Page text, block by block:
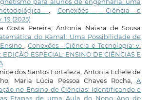
para alunos de engenharia: uma
,Conexões - Ciência e
19 (2025)
Costa Pereira, Antonia Naiara de Sousa
do Kamal: Uma Possibilidade de
,Conexões - Ciência e Tecnologia: v.
EDIÇÃO ESPECIAL: ENSINO DE CIÊNCIAS E
dos Santos Fortaleza, Antonia Ediele de
Maria Lúcia Pessoa Chaves Rocha,A
no Ensino de Ciências: Identificando e
Etapas de uma Aula do Nono Ano do